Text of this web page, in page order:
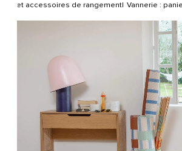
et accessoires de rangement Vannerie :